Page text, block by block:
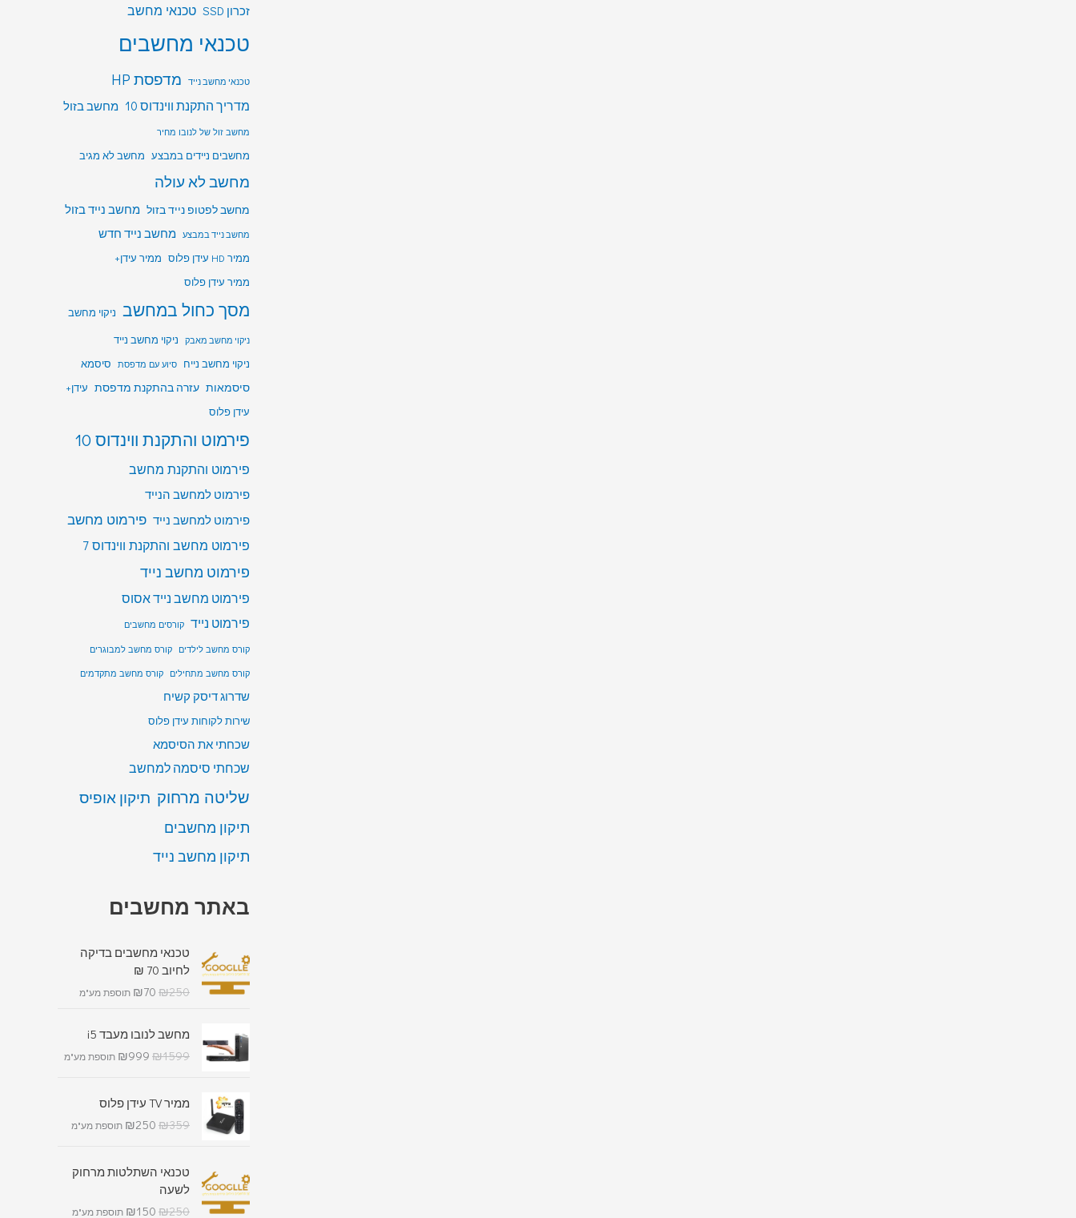
זכרון SSD טכנאי מחשב
טכנאי מחשבים
טכנאי מחשב נייד מדפסת HP
מדריך התקנת ווינדוס 10 מחשב בזול
מחשב זול של לנובו מחיר
מחשבים ניידים במבצע מחשב לא מגיב
מחשב לא עולה
מחשב לפטופ נייד בזול מחשב נייד בזול
מחשב נייד במבצע מחשב נייד חדש
ממיר HD עידן פלוס
ממיר עידן+
ממיר עידן פלוס
מסך כחול במחשב ניקוי מחשב
ניקוי מחשב מאבק
ניקוי מחשב נייד
ניקוי מחשב נייח סיוע עם מדפסת סיסמא
סיסמאות עזרה בהתקנת מדפסת עידן+
עידן פלוס
פירמוט והתקנת ווינדוס 10
פירמוט והתקנת מחשב
פירמוט למחשב הנייד
פירמוט למחשב נייד פירמוט מחשב
פירמוט מחשב והתקנת ווינדוס 7
פירמוט מחשב נייד
פירמוט מחשב נייד אסוס
פירמוט נייד קורסים מחשבים
קורס מחשב לילדים קורס מחשב למבוגרים
קורס מחשב מתחילים קורס מחשב מתקדמים
שדרוג דיסק קשיח
שירות לקוחות עידן פלוס
שכחתי את הסיסמא
שכחתי סיסמה למחשב
שליטה מרחוק תיקון אופיס
תיקון מחשבים
תיקון מחשב נייד
באתר מחשבים
טכנאי מחשבים בדיקה
לחיוב 70 ₪
₪250
₪70 תוספת מע"מ
מחשב לנובו מעבד i5
₪1599
₪999 תוספת מע"מ
ממיר TV עידן פלוס
₪359
₪250 תוספת מע"מ
טכנאי השתלטות מרחוק
לשעה
₪250
₪150 תוספת מע"מ